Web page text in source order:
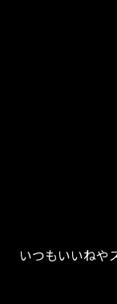
いつもいいねや